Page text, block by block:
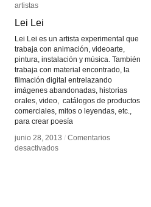
artistas
Lei Lei
Lei Lei es un artista experimental que
trabaja con animación, videoarte,
pintura, instalación y música. También
trabaja con material encontrado, la
filmación digital entrelazando
imágenes abandonadas, historias
orales, video, catálogos de productos
comerciales, mitos o leyendas, etc.,
para crear poesía
junio 28, 2013 / Comentarios
desactivadosen
artistas
Lei Lei
junio 28, 2013 / Comentarios
desactivadosen